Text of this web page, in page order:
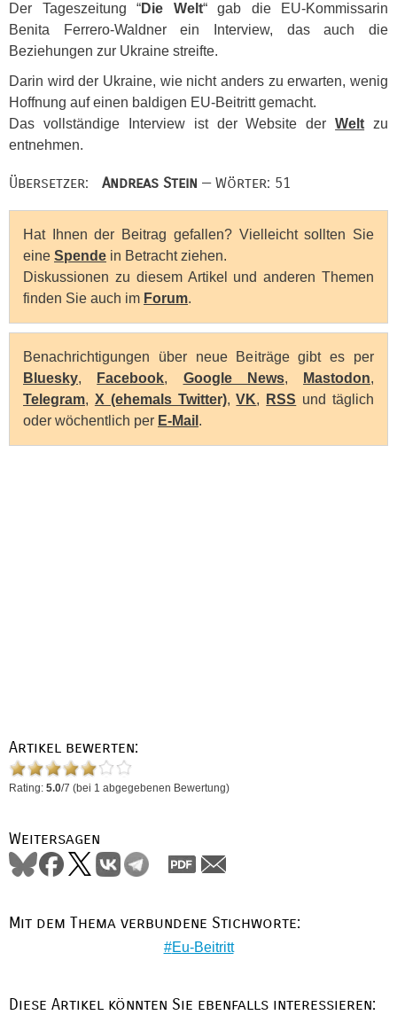
Der Tageszeitung “Die Welt“ gab die EU-Kommissarin
Benita Ferrero-Waldner ein Interview, das auch die
Beziehungen zur Ukraine streifte.
Darin wird der Ukraine, wie nicht anders zu erwarten, wenig
Hoffnung auf einen baldigen EU-Beitritt gemacht.
Das vollständige Interview ist der Website derWelt zu
entnehmen.
Übersetzer: Andreas Stein — Wörter: 51
Hat Ihnen der Beitrag gefallen? Vielleicht sollten Sie
eine Spende in Betracht ziehen.
Diskussionen zu diesem Artikel und anderen Themen
finden Sie auch im Forum.
Benachrichtigungen über neue Beiträge gibt es per
Bluesky, Facebook, Google News, Mastodon,
Telegram, X (ehemals Twitter),VK, RSS und täglich
oder wöchentlich per E-Mail .
Artikel bewerten:
Rating: 5.0/7 (bei 1 abgegebenen Bewertung)
Weitersagen
Mit dem Thema verbundene Stichworte:
Eu-Beitritt
Diese Artikel könnten Sie ebenfalls interessieren: